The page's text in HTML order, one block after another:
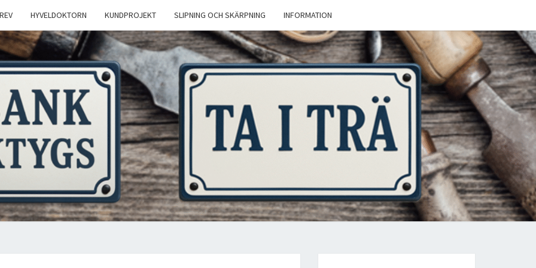
HYVELDOKTORN KUNDPROJEKT SLIPNING OCH SKÄRPNING INFORMATION